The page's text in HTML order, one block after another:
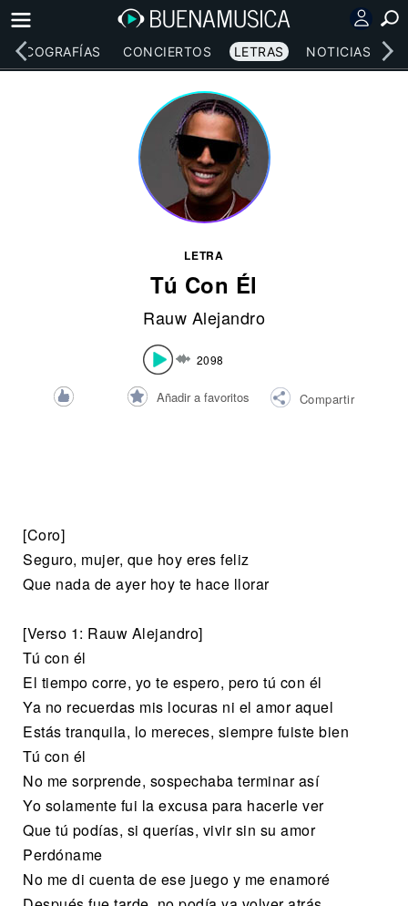
DISCOGRAFÍAS CONCIERTOS LETRAS NOTICIAS
LETRA
Tú Con Él
Rauw Alejandro
2098
Añadir a favoritos Compartir
[Coro]
Seguro, mujer, que hoy eres feliz
Que nada de ayer hoy te hace llorar
[Verso 1: Rauw Alejandro]
Tú con él
El tiempo corre, yo te espero, pero tú con él
Ya no recuerdas mis locuras ni el amor aquel
Estás tranquila, lo mereces, siempre fuiste bien
Tú con él
No me sorprende, sospechaba terminar así
Yo solamente fui la excusa para hacerle ver
Que tú podías, si querías, vivir sin su amor
Perdóname
No me di cuenta de ese juego y me enamoré